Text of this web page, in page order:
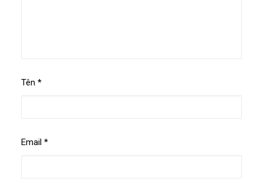
Tên *
Email *